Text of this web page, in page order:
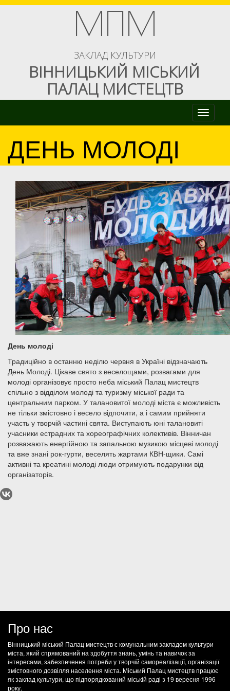
МПМ
ЗАКЛАД КУЛЬТУРИ
ВІННИЦЬКИЙ МІСЬКИЙ
ПАЛАЦ МИСТЕЦТВ
Toggle
ДЕНЬ МОЛОДІ
День молоді
Традиційно в останню неділю червня в Україні відзначають
День Молоді. Цікаве свято з веселощами, розвагами для
молоді організовує просто неба міський Палац мистецтв
спільно з відділом молоді та туризму міської ради та
центральним парком. У талановитої молоді міста є можливість
не тільки змістовно і весело відпочити, а і самим прийняти
участь у творчій частині свята. Виступають юні талановиті
учасники естрадних та хореографічних колективів. Вінничан
розважають енергійною та запальною музикою місцеві молоді
та вже знані рок-гурти, веселять жартами КВН-щики. Самі
активні та креатині молоді люди отримують подарунки від
організаторів.
Про нас
Вінницький міський Палац мистецтв є комунальним закладом культури
міста, який спрямований на здобуття знань, умінь та навичок за
інтересами, забезпечення потреби у творчій самореалізації, організації
змістовного дозвілля населення міста. Міський Палац мистецтв працює
як заклад культури, що підпорядкований міській раді з 19 вересня 1996
року.